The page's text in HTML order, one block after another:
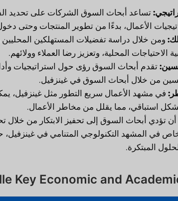
تساعد أبحاث السوق الشركات على تحديد
الأعمال، بدءًا من تطوير المنتجات وحتى
ومن خلال دراسة تفضيلات المستهلكين المحليين
الاحتياجات المحلية، وتعزيز رضا العملاء وولائهم.
تقدم أبحاث السوق رؤى حول استراتيجيات
من خلال أبحاث السوق في غينزفيل.
في مشهد الأعمال سريع التطور مثل غينزفيل،
استباقي، مما يقلل من مخاطر الأعمال.
تؤدي أبحاث السوق إلى تحفيز الابتكار من خلال
في المشهد التكنولوجي المتنامي في
المبتكرة.
Key Economic and